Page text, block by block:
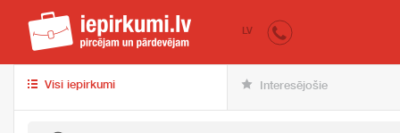
iepirkumi.lv
LV
Visi iepirkumi Interesējošie